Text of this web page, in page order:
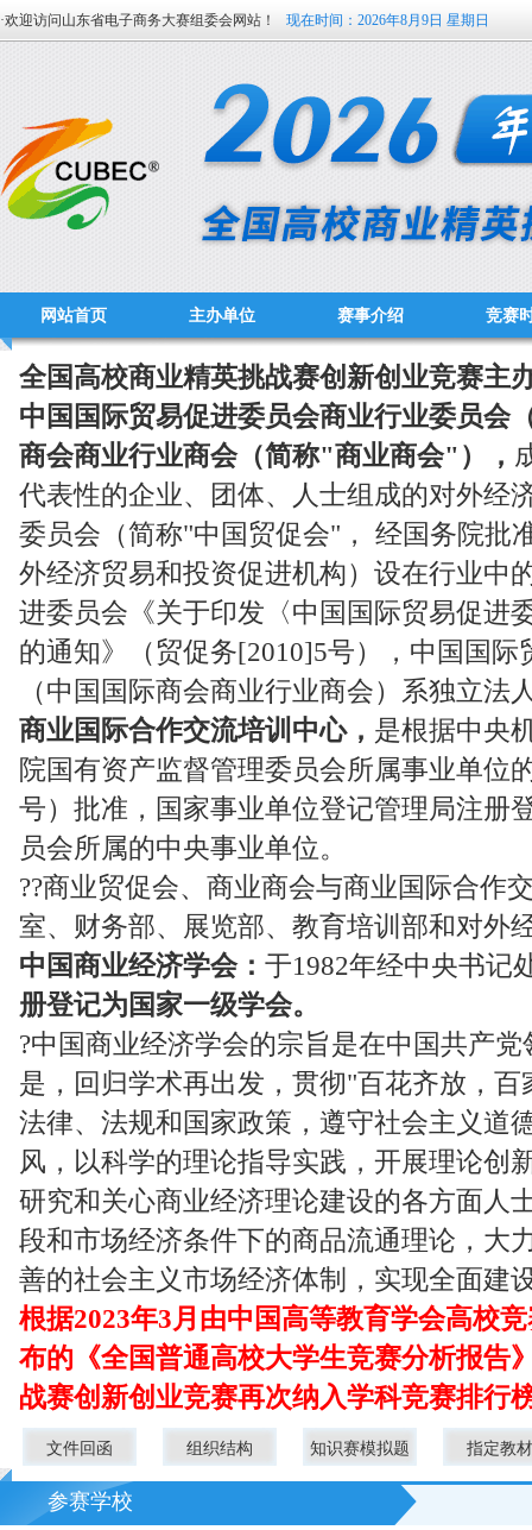
·欢迎访问山东省电子商务大赛组委会网站！ 现在时间： 2026年8月9日 星期日
网站首页 主办单位 赛事介绍 竞赛
全国高校商业精英挑战赛创新创业竞赛主
中国国际贸易促进委员会商业行业委员
商会商业行业商会（简称"商业商会"），
代表性的企业、团体、人士组成的对外经
委员会（简称"中国贸促会"， 经国务院批
外经济贸易和投资促进机构）设在行业中
进委员会《关于印发〈中国国际贸易促进
的通知》（贸促务[2010]5号），中国国
（中国国际商会商业行业商会）系独立法
商业国际合作交流培训中心， 是根据中央
院国有资产监督管理委员会所属事业单位
号）批准，国家事业单位登记管理局注册
员会所属的中央事业单位。
??商业贸促会、商业商会与商业国际合作
室、财务部、展览部、教育培训部和对外
中国商业经济学会： 于1982年经中央书记
册登记为国家一级学会。
?中国商业经济学会的宗旨是在中国共产
是，回归学术再出发，贯彻"百花齐放，
法律、法规和国家政策，遵守社会主义道
风，以科学的理论指导实践，开展理论创
研究和关心商业经济理论建设的各方面人
段和市场经济条件下的商品流通理论，大
善的社会主义市场经济体制，实现全面建
根据2023年3月由中国高等教育学会高校
布的《全国普通高校大学生竞赛分析报告
战赛创新创业竞赛再次纳入学科竞赛排行
文件回函 组织结构 知识赛模拟题 指定教材
参赛学校